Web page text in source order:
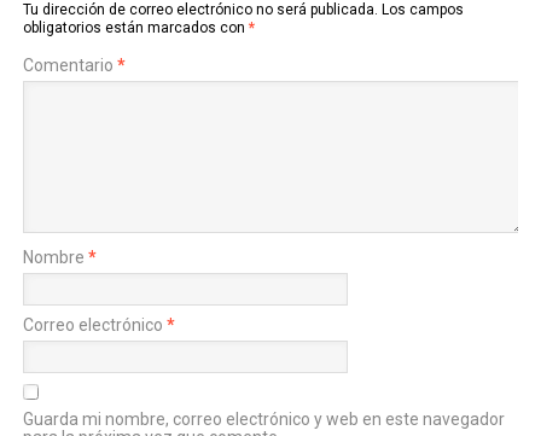
Tu dirección de correo electrónico no será publicada. Los campos
obligatorios están marcados con *
Comentario *
Nombre *
Correo electrónico *
Guarda mi nombre, correo electrónico y web en este navegador